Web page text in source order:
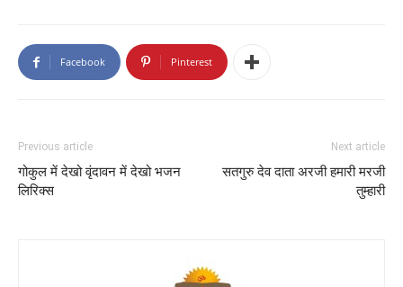
Facebook Pinterest
Previous article
गोकुल में देखो वृंदावन में देखो भजन
लिरिक्स
Next article
सतगुरु देव दाता अरजी हमारी मरजी
तुम्हारी